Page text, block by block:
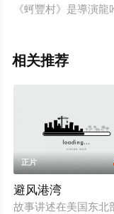
《蚵豐村》是導演
相关推荐
正片
避风港湾
故事讲述在美国东北